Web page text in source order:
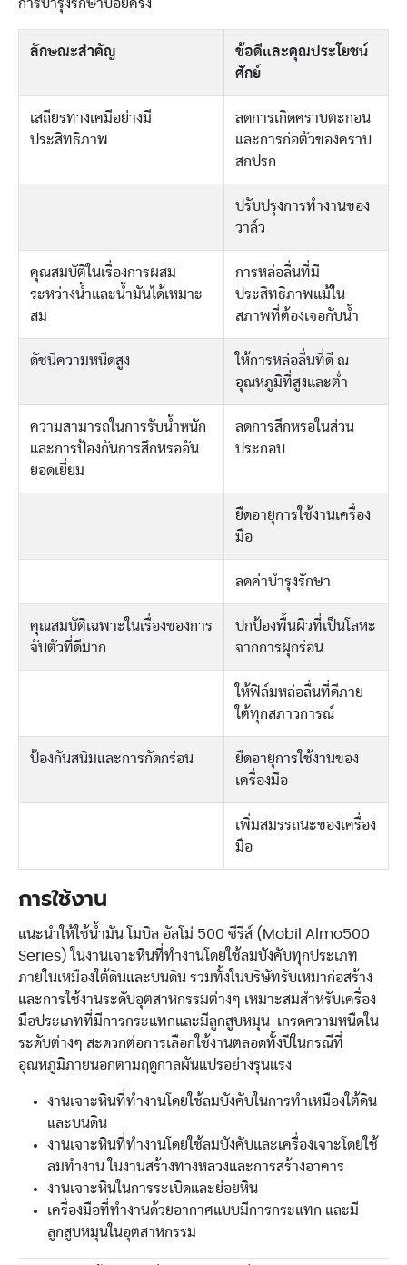
การบำรุงรักษาบ่อยครั้ง
ลักษณะสำคัญ
ข้อดีและคุณประโยชน์
ศักย์
เสถียรทางเคมีอย่างมี
ประสิทธิภาพ
ลดการเกิดคราบตะกอน
และการก่อตัวของคราบ
สกปรก
ปรับปรุงการทำงานของ
วาล์ว
คุณสมบัติในเรื่องการผสม
ระหว่างน้ำและน้ำมันได้เหมาะ
สม
การหล่อลื่นที่มี
ประสิทธิภาพแม้ใน
สภาพที่ต้องเจอกับน้ำ
ดัชนีความหนืดสูง
ให้การหล่อลื่นที่ดี ณ
อุณหภูมิที่สูงและต่ำ
ความสามารถในการรับน้ำหนัก
และการป้องกันการสึกหรออัน
ยอดเยี่ยม
ลดการสึกหรอในส่วน
ประกอบ
ยืดอายุการใช้งานเครื่อง
มือ
ลดค่าบำรุงรักษา
คุณสมบัติเฉพาะในเรื่องของการ
จับตัวที่ดีมาก
ปกป้องพื้นผิวที่เป็นโลหะ
จากการผุกร่อน
ให้ฟิล์มหล่อลื่นที่ดีภาย
ใต้ทุกสภาวการณ์
ป้องกันสนิมและการกัดกร่อน
ยืดอายุการใช้งานของ
เครื่องมือ
เพิ่มสมรรถนะของเครื่อง
มือ
การใช้งาน
แนะนำให้ใช้น้ำมัน โมบิล อัลโม่ 500 ซีรีส์ (Mobil Almo500
Series) ในงานเจาะหินที่ทำงานโดยใช้ลมบังคับทุกประเภท
ภายในเหมืองใต้ดินและบนดิน รวมทั้งในบริษัทรับเหมาก่อสร้าง
และการใช้งานระดับอุตสาหกรรมต่างๆ เหมาะสมสำหรับเครื่อง
มือประเภทที่มีการกระแทกและมีลูกสูบหมุน เกรดความหนืดใน
ระดับต่างๆ สะดวกต่อการเลือกใช้งานตลอดทั้งปีในกรณีที่
อุณหภูมิภายนอกตามฤดูกาลผันแปรอย่างรุนแรง
งานเจาะหินที่ทำงานโดยใช้ลมบังคับในการทำเหมืองใต้ดิน
และบนดิน
งานเจาะหินที่ทำงานโดยใช้ลมบังคับและเครื่องเจาะโดยใช้
ลมทำงาน ในงานสร้างทางหลวงและการสร้างอาคาร
งานเจาะหินในการระเบิดและย่อยหิน
เครื่องมือที่ทำงานด้วยอากาศแบบมีการกระแทก และมี
ลูกสูบหมุนในอุตสาหกรรม